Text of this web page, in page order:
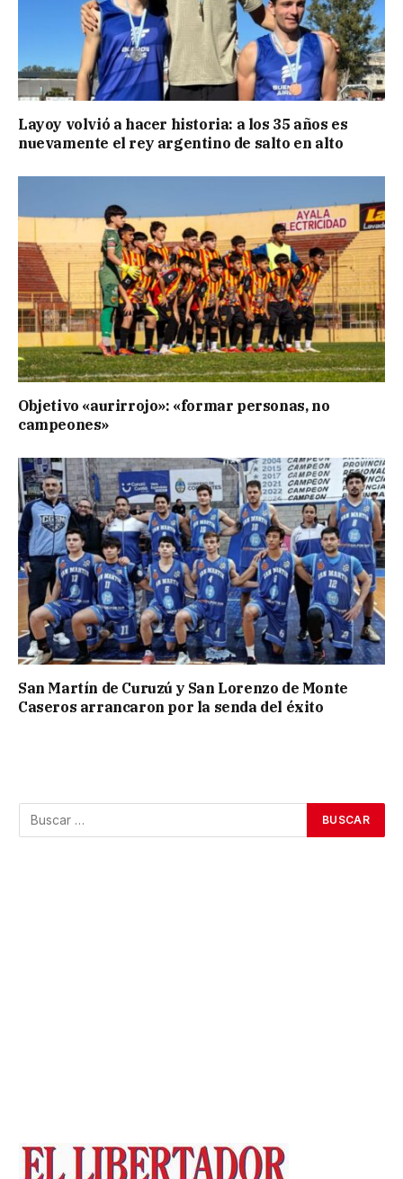
Layoy volvió a hacer historia: a los 35 años es
nuevamente el rey argentino de salto en alto
Objetivo «aurirrojo»: «formar personas, no
campeones»
San Martín de Curuzú y San Lorenzo de Monte
Caseros arrancaron por la senda del éxito